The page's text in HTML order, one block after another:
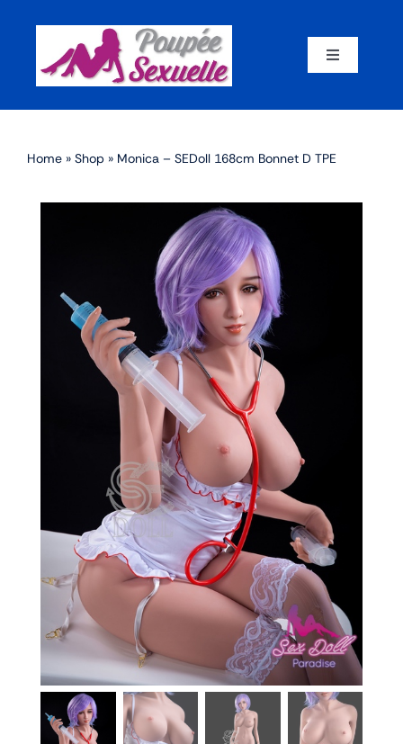
content
Toggle
Par corps
Sex dolls en promotion
Guides
Paiement
Contact
Home » Shop » Monica – SEDoll 168cm Bonnet D TPE